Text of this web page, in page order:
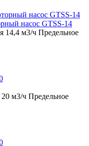
насос GTSS-14
14,4 м3/ч Предельное
20 м3/ч Предельное